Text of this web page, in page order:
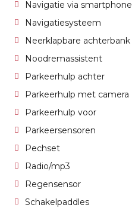
Navigatie via smartphone
Navigatiesysteem
Neerklapbare achterbank
Noodremassistent
Parkeerhulp achter
Parkeerhulp met camera
Parkeerhulp voor
Parkeersensoren
Pechset
Radio/mp3
Regensensor
Schakelpaddles